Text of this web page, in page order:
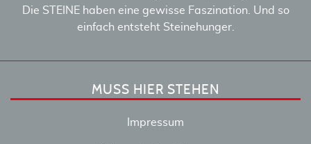
Die STEINE haben eine gewisse Faszination. Und so
einfach entsteht Steinehunger.
MUSS HIER STEHEN
Impressum